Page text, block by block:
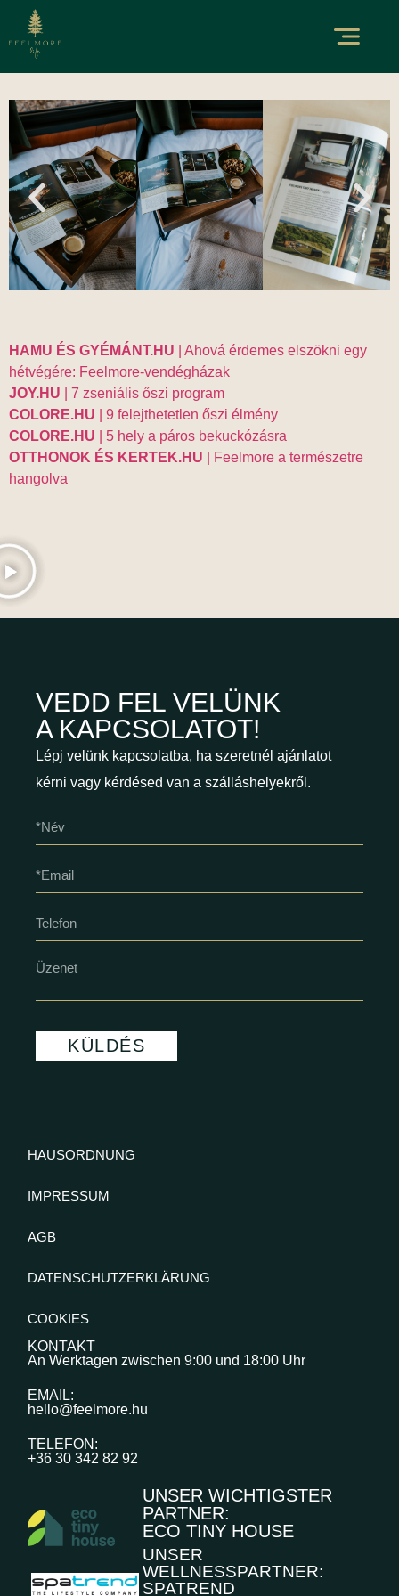
HAMU ÉS GYÉMÁNT.HU | Ahová érdemes elszökni egy
hétvégére: Feelmore-vendégházak
JOY.HU | 7 zseniális őszi program
COLORE.HU | 9 felejthetetlen őszi élmény
COLORE.HU | 5 hely a páros bekuckózásra
OTTHONOK ÉS KERTEK.HU | Feelmore a természetre
hangolva
VEDD FEL VELÜNK
A KAPCSOLATOT!
Lépj velünk kapcsolatba, ha szeretnél ajánlatot
kérni vagy kérdésed van a szálláshelyekről.
KÜLDÉS
HAUSORDNUNG
IMPRESSUM
AGB
DATENSCHUTZERKLÄRUNG
COOKIES
KONTAKT
An Werktagen zwischen 9:00 und 18:00 Uhr
EMAIL:
hello@feelmore.hu
TELEFON:
+36 30 342 82 92
UNSER WICHTIGSTER
PARTNER:
ECO TINY HOUSE
UNSER
WELLNESSPARTNER:
SPATREND